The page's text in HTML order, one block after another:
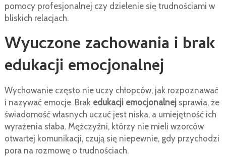
pomocy profesjonalnej czy dzielenie się trudnościami w
bliskich relacjach.
Wyuczone zachowania i brak
edukacji emocjonalnej
Wychowanie często nie uczy chłopców, jak rozpoznawać
i nazywać emocje. Brak edukacji emocjonalnejsprawia, że
świadomość własnych uczuć jest niska, a umiejętność ich
wyrażenia słaba. Mężczyźni, którzy nie mieli wzorców
otwartej komunikacji, czują się niepewnie, gdy przychodzi
pora na rozmowę o trudnościach.